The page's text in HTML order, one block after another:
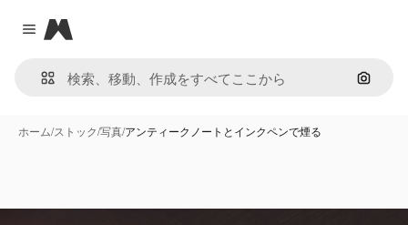
Close menu
Magnific
画像で
ホーム/ストック/写真/アンティークノートとインクペンで煙る